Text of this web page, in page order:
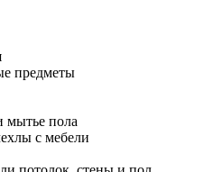
предметы
мытье пола
с мебели